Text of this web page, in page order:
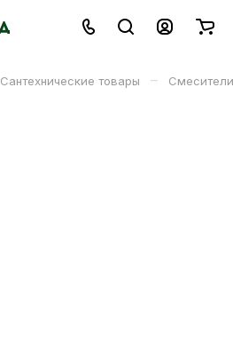
Сантехнические товары –